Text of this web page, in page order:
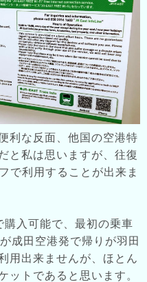
利な反面、他国の空港特
と私は思いますが、往復
で利用することが出来ま
入可能で、最初の乗車
成田空港発で帰りが羽田
用出来ませんが、ほとん
ットであると思います。